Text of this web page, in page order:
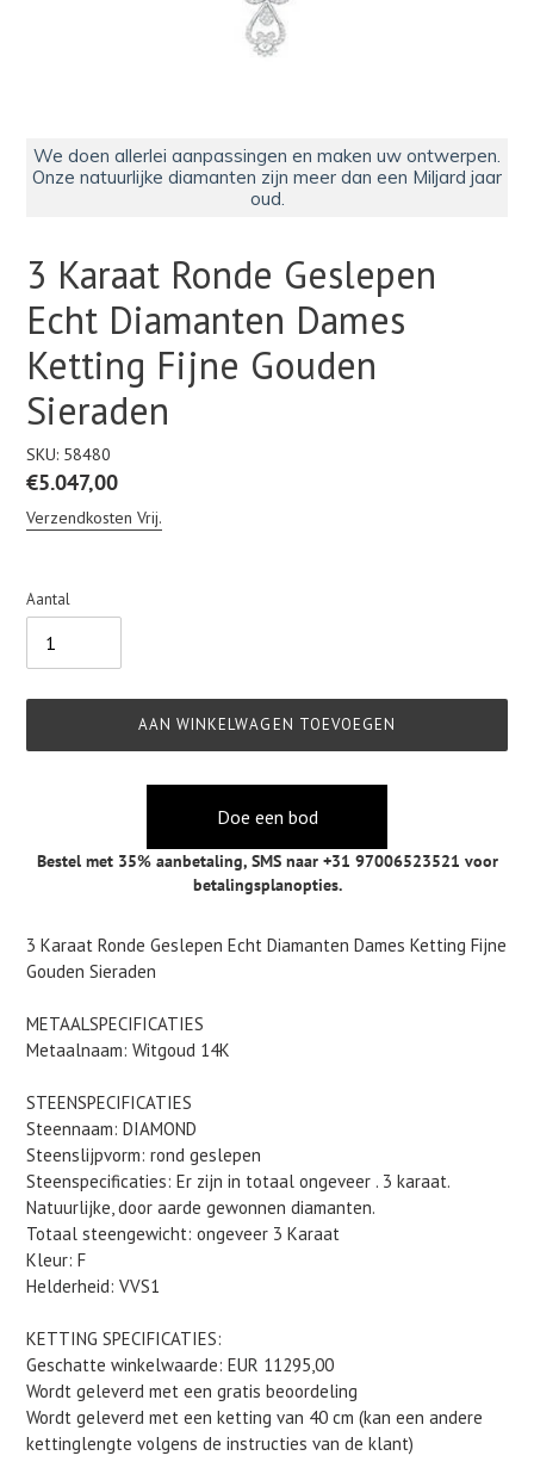
We doen allerlei aanpassingen en maken uw ontwerpen.
Onze natuurlijke diamanten zijn meer dan een Miljard jaar
oud.
3 Karaat Ronde Geslepen
Echt Diamanten Dames
Ketting Fijne Gouden
Sieraden
SKU: 58480
Normale
prijs
€5.047,00
Verzendkosten Vrij.
Aantal
AAN WINKELWAGEN TOEVOEGEN
Doe een bod
Bestel met 35% aanbetaling, SMS naar +31 97006523521 voor
betalingsplanopties.
toegevoegen
aan
winkelwagen
3 Karaat Ronde Geslepen Echt Diamanten Dames Ketting Fijne
Gouden Sieraden
METAALSPECIFICATIES
Metaalnaam: Witgoud 14K
STEENSPECIFICATIES
Steennaam: DIAMOND
Steenslijpvorm: rond geslepen
Steenspecificaties: Er zijn in totaal ongeveer . 3 karaat.
Natuurlijke, door aarde gewonnen diamanten.
Totaal steengewicht: ongeveer 3 Karaat
Kleur: F
Helderheid: VVS1
KETTING SPECIFICATIES:
Geschatte winkelwaarde: EUR 11295,00
Wordt geleverd met een gratis beoordeling
Wordt geleverd met een ketting van 40 cm (kan een andere
kettinglengte volgens de instructies van de klant)